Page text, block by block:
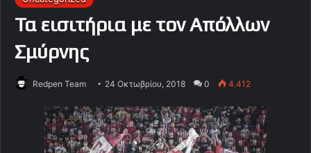
Τα εισιτήρια με τον Απόλλων
Σμύρνης
Redpen Team 24 Οκτωβρίου, 2018 0 4.412